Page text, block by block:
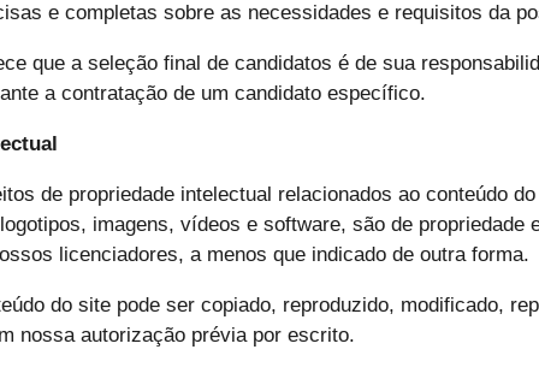
e completas sobre as necessidades e requisitos da
que a seleção final de candidatos é de sua
a contratação de um candidato específico.
de propriedade intelectual relacionados ao conteúdo
imagens, vídeos e software, são de propriedade
licenciadores, a menos que indicado de outra forma.
do site pode ser copiado, reproduzido, modificado,
nossa autorização prévia por escrito.